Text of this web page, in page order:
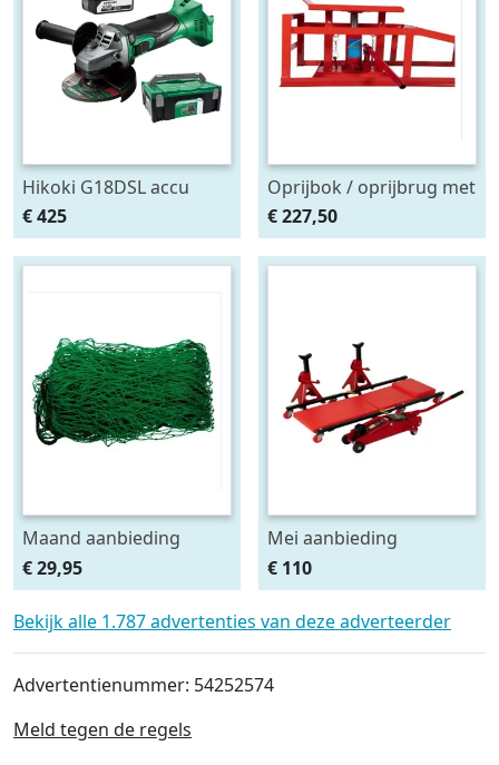
Hikoki G18DSL accu
haakse slijper (2x5Ah +
HSCII)
€ 425
Oprijbok / oprijbrug met
ingebouwde krik. set
2stuks
€ 227,50
Maand aanbieding
Afdeknet 4x2 mtr maas
4.5 x 4.5 cm
€ 29,95
Mei aanbieding
Monteursligkar+2 tons
krik + 2 assteunen
€ 110
Bekijk alle 1.787 advertenties van deze adverteerder
Advertentienummer: 54252574
Meld tegen de regels